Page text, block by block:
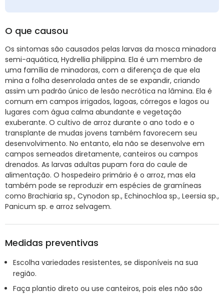
O que causou
Os sintomas são causados pelas larvas da mosca minadora
semi-aquática, Hydrellia philippina. Ela é um membro de
uma família de minadoras, com a diferença de que ela
mina a folha desenrolada antes de se expandir, criando
assim um padrão único de lesão necrótica na lâmina. Ela é
comum em campos irrigados, lagoas, córregos e lagos ou
lugares com água calma abundante e vegetação
exuberante. O cultivo de arroz durante o ano todo e o
transplante de mudas jovens também favorecem seu
desenvolvimento. No entanto, ela não se desenvolve em
campos semeados diretamente, canteiros ou campos
drenados. As larvas adultas pupam fora do caule de
alimentação. O hospedeiro primário é o arroz, mas ela
também pode se reproduzir em espécies de gramíneas
como Brachiaria sp., Cynodon sp., Echinochloa sp., Leersia sp.,
Panicum sp. e arroz selvagem.
Medidas preventivas
Escolha variedades resistentes, se disponíveis na sua
região.
Faça plantio direto ou use canteiros, pois eles não são